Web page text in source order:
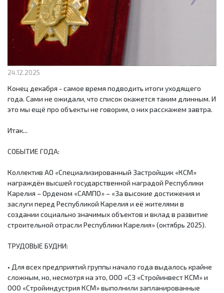
24.12.2025
Конец декабря - самое время подводить итоги уходящего
года. Сами не ожидали, что список окажется таким длинным. И
это мы ещё про объекты не говорим, о них расскажем завтра.
Итак...
СОБЫТИЕ ГОДА:
Коллектив АО «Специализированный Застройщик «КСМ»
награждён высшей государственной наградой Республики
Карелия – Орденом «САМПО» – «За высокие достижения и
заслуги перед Республикой Карелия и её жителями в
создании социально значимых объектов и вклад в развитие
строительной отрасли Республики Карелия» (октябрь 2025).
ТРУДОВЫЕ БУДНИ:
• Для всех предприятий группы начало года выдалось крайне
сложным, но, несмотря на это, ООО «СЗ «Стройинвест КСМ» и
ООО «Стройиндустрия КСМ» выполнили запланированные